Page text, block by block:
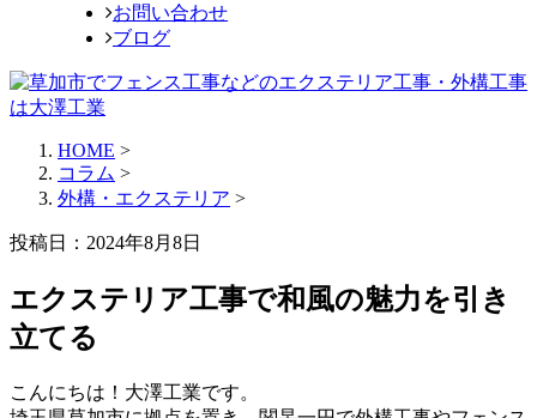
お問い合わせ
ブログ
HOME >
コラム >
外構・エクステリア >
投稿日：2024年8月8日
エクステリア工事で和風の魅力を引き
立てる
こんにちは！大澤工業です。